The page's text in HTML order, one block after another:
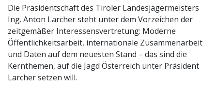
Die Präsidentschaft des Tiroler Landesjägermeisters
Ing. Anton Larcher steht unter dem Vorzeichen der
zeitgemäßer Interessensvertretung: Moderne
Öffentlichkeitsarbeit, internationale Zusammenarbeit
und Daten auf dem neuesten Stand – das sind die
Kernthemen, auf die Jagd Österreich unter Präsident
Larcher setzen will.